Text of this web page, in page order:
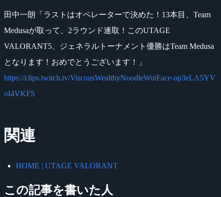
田中一朗「ラストはオペレーターで決めた！13本目、Team
Medusaが取って、2ラウンド連取！このUTAGE
VALORANT5、ジェネラルトーナメント優勝はTeam Medusa
となります！おめでとうございます！」
https://clips.twitch.tv/ViscousWealthyNoodleWutFace-op3eLA5YV
oI4VKFS
関連
HOME | UTAGE VALORANT
この記事を書いた人